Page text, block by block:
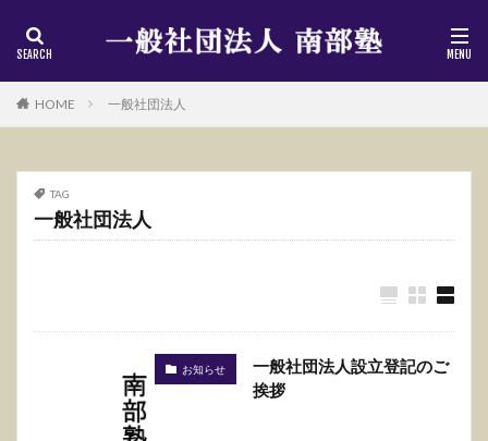
HOME 一般社団法人
TAG
一般社団法人
お知らせ
一般社団法人設立登記のご
挨拶